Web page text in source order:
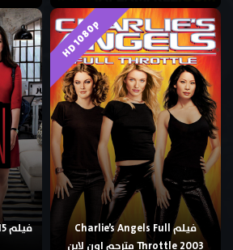
HD 1080p
فيلم Charlie’s Angels Full
Throttle 2003 مترجم اون لاين